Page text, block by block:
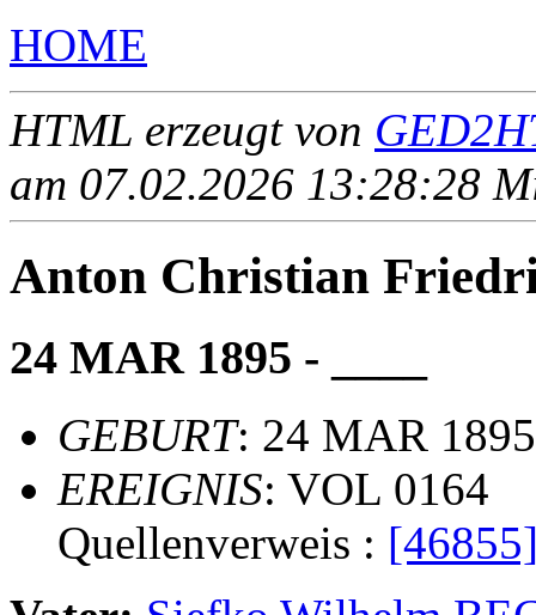
HOME
HTML erzeugt von
am 07.02.2026 13:28:28
Anton Christian
24 MAR 1895 - ____
GEBURT: 24 MAR
EREIGNIS: VOL 0164
Quellenverweis :